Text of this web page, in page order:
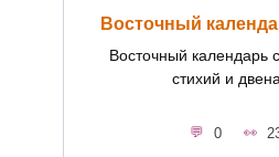
Восточный
Восточный календарь
стихий и
0